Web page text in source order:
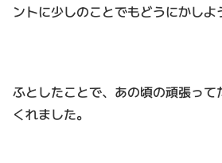
ントに少しのことでもどうにかしよ
ふとしたことで、あの頃の頑張っ
くれました。